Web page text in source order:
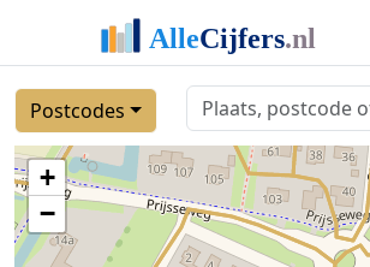
Postcodes
+
−